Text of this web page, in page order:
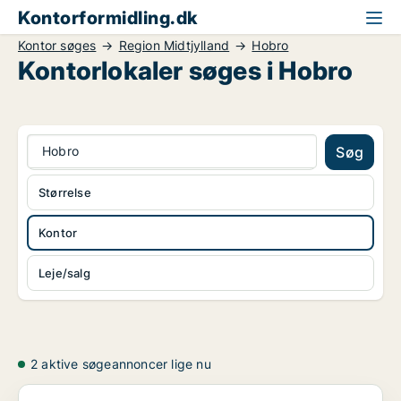
Kontorformidling.dk
Kontor søges Region Midtjylland Hobro
Kontorlokaler søges i Hobro
Hobro Søg
Kontor
Leje/salg
Størrelse
2 aktive søgeannoncer lige nu